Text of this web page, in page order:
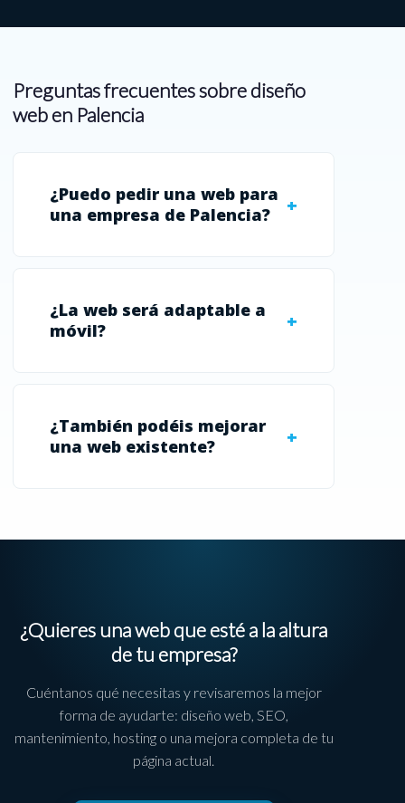
Preguntas frecuentes sobre diseño
web en Palencia
¿Puedo pedir una web para
una empresa de Palencia?
¿La web será adaptable a
móvil?
¿También podéis mejorar
una web existente?
¿Quieres una web que esté a la altura
de tu empresa?
Cuéntanos qué necesitas y revisaremos la mejor
forma de ayudarte: diseño web, SEO,
mantenimiento, hosting o una mejora completa de tu
página actual.